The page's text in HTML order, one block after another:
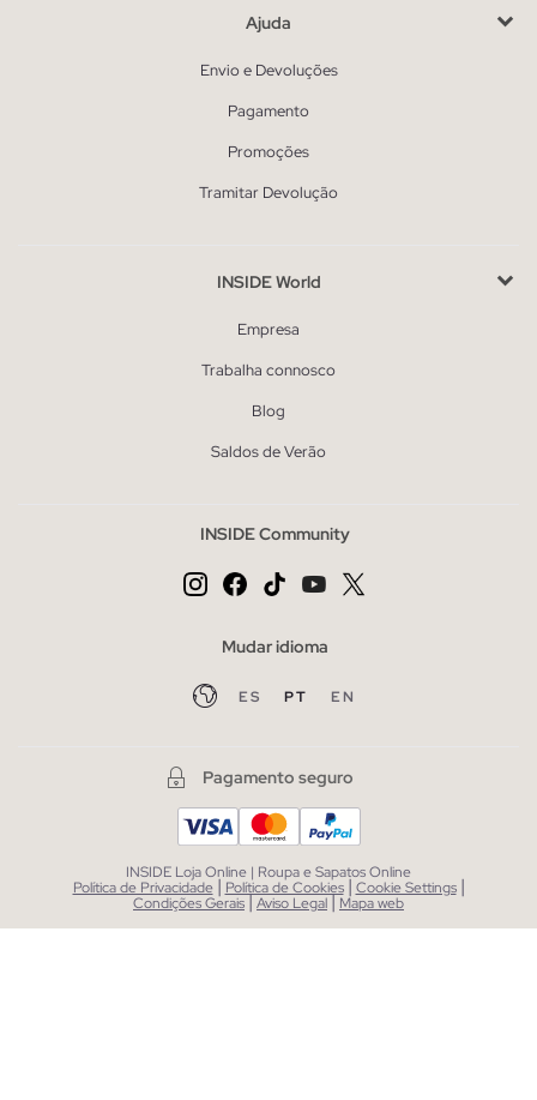
Ajuda
Envio e Devoluções
Pagamento
Promoções
Tramitar Devolução
INSIDE World
Empresa
Trabalha connosco
Blog
Saldos de Verão
INSIDE Community
Mudar idioma
ES PT EN
Pagamento seguro
INSIDE Loja Online | Roupa e Sapatos Online
Política de Privacidade | Política de Cookies | Cookie Settings |
Condições Gerais|Aviso Legal| Mapa web